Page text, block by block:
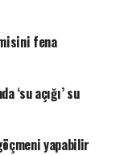
fena
‘su açığı’ su
yapabilir